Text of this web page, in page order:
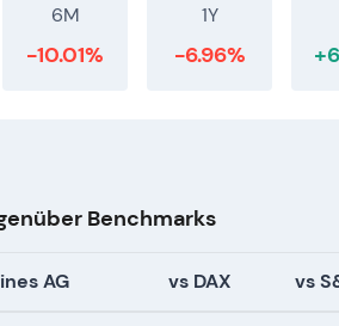
6M
-10.01%
1Y
-6.96%
Benchmarks
AG vs DAX vs